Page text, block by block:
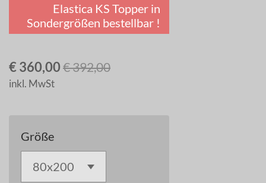
Elastica KS Topper in
Sondergrößen bestellbar !
€ 360,00 € 392,00
inkl. MwSt
Größe